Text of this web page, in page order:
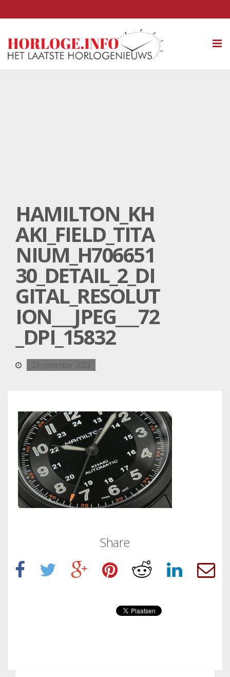
HAMILTON_KH
AKI_FIELD_TITA
NIUM_H706651
30_DETAIL_2_DI
GITAL_RESOLUT
ION___JPEG___72
_DPI_15832
23 november 2023
Share